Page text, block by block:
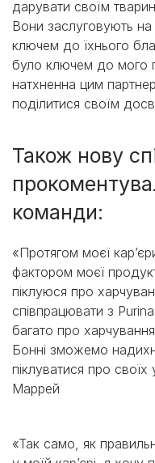
дарувати своїм
Вони заслуговують
ключем до їхнього
було ключем до мого
натхненна цим
поділитися своїм
Також нову
команди:
«Протягом моєї
фактором моєї
піклуюся про
співпрацювати з
багато про
Бонні зможемо
піклуватися про
Маррей
«Так само, як